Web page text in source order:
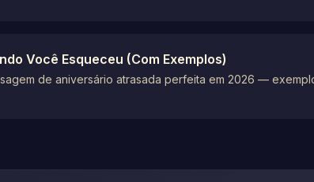
Você Esqueceu (Com Exemplos)
de aniversário atrasada perfeita em 2026 —